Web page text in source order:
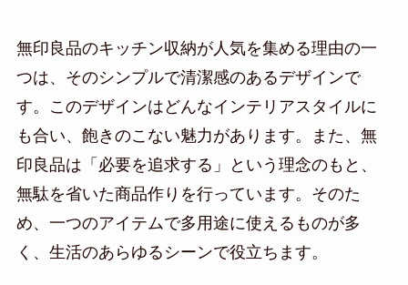
無印良品のキッチン収納が人気を集める理由の一
つは、そのシンプルで清潔感のあるデザインで
す。このデザインはどんなインテリアスタイルに
も合い、飽きのこない魅力があります。また、無
印良品は「必要を追求する」という理念のもと、
無駄を省いた商品作りを行っています。そのた
め、一つのアイテムで多用途に使えるものが多
く、生活のあらゆるシーンで役立ちます。